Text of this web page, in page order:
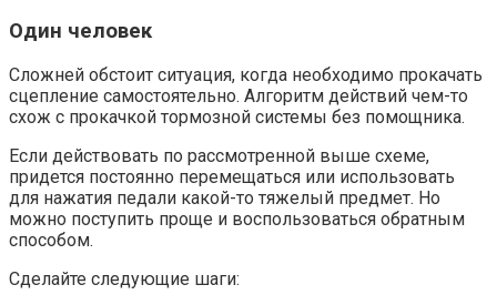
Один человек
Сложней обстоит ситуация, когда необходимо прокачать
сцепление самостоятельно. Алгоритм действий чем-то
схож с прокачкой тормозной системы без помощника.
Если действовать по рассмотренной выше схеме,
придется постоянно перемещаться или использовать
для нажатия педали какой-то тяжелый предмет. Но
можно поступить проще и воспользоваться обратным
способом.
Сделайте следующие шаги: